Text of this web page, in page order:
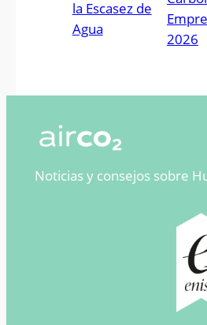
la Escasez de
Agua
2026
Noticias y consejos sobre